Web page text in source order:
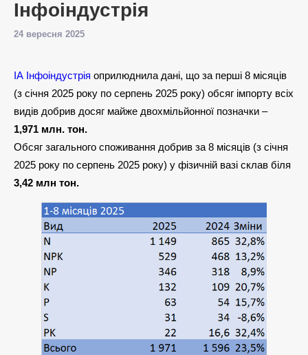
Інфоіндустрія
24 вересня 2025
ІА Інфоіндустрія оприлюднила дані, що за перші 8 місяців
(з січня 2025 року по серпень 2025 року) обсяг імпорту всіх
видів добрив досяг майже двохмільйонної позначки –
1,971 млн. тон.
Обсяг загального споживання добрив за 8 місяців (з січня
2025 року по серпень 2025 року) у фізичній вазі склав біля
3,42 млн тон.